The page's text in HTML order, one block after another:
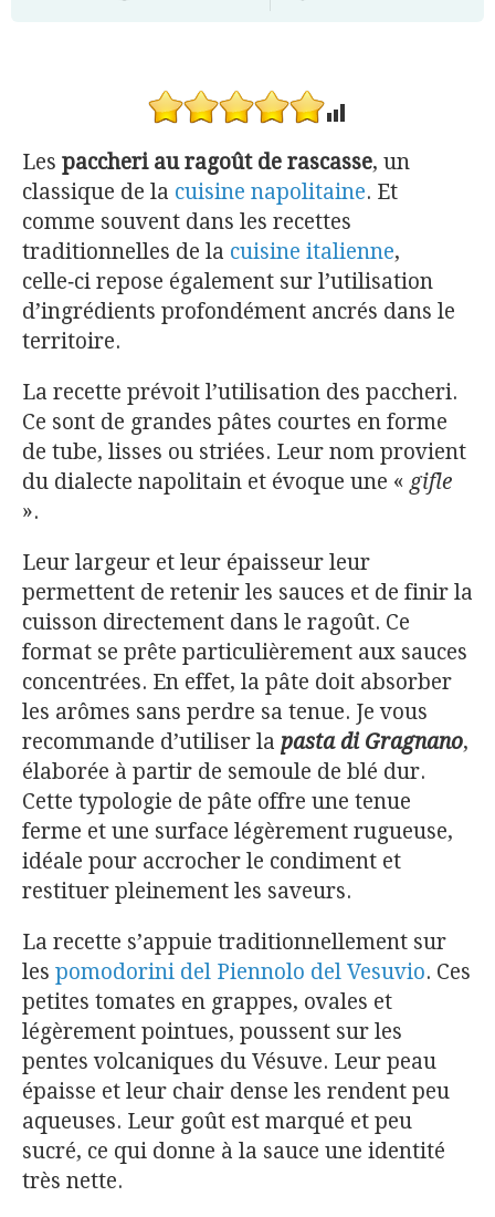
Les paccheri au ragoût de rascasse, un
classique de la cuisine napolitaine. Et
comme souvent dans les recettes
traditionnelles de la cuisine italienne,
celle‑ci repose également sur l’utilisation
d’ingrédients profondément ancrés dans le
territoire.
La recette prévoit l’utilisation des paccheri.
Ce sont de grandes pâtes courtes en forme
de tube, lisses ou striées. Leur nom provient
du dialecte napolitain et évoque une « gifle
».
Leur largeur et leur épaisseur leur
permettent de retenir les sauces et de finir la
cuisson directement dans le ragoût. Ce
format se prête particulièrement aux sauces
concentrées. En effet, la pâte doit absorber
les arômes sans perdre sa tenue. Je vous
recommande d’utiliser la pasta di Gragnano,
élaborée à partir de semoule de blé dur.
Cette typologie de pâte offre une tenue
ferme et une surface légèrement rugueuse,
idéale pour accrocher le condiment et
restituer pleinement les saveurs.
La recette s’appuie traditionnellement sur
les pomodorini del Piennolo del Vesuvio. Ces
petites tomates en grappes, ovales et
légèrement pointues, poussent sur les
pentes volcaniques du Vésuve. Leur peau
épaisse et leur chair dense les rendent peu
aqueuses. Leur goût est marqué et peu
sucré, ce qui donne à la sauce une identité
très nette.